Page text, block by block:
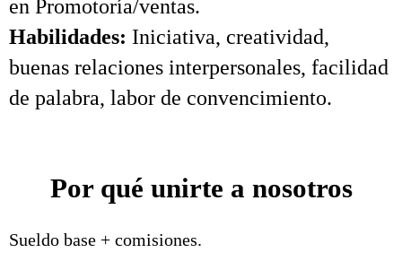
en Promotoría/ventas.
Habilidades: Iniciativa, creatividad,
buenas relaciones interpersonales, facilidad
de palabra, labor de convencimiento.
Por qué unirte a nosotros
Sueldo base + comisiones.